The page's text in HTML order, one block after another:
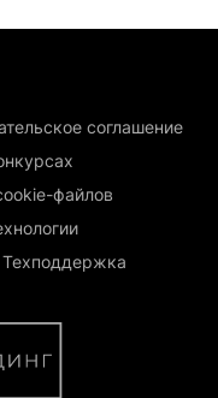
соглашение
файлов
Техподдержка